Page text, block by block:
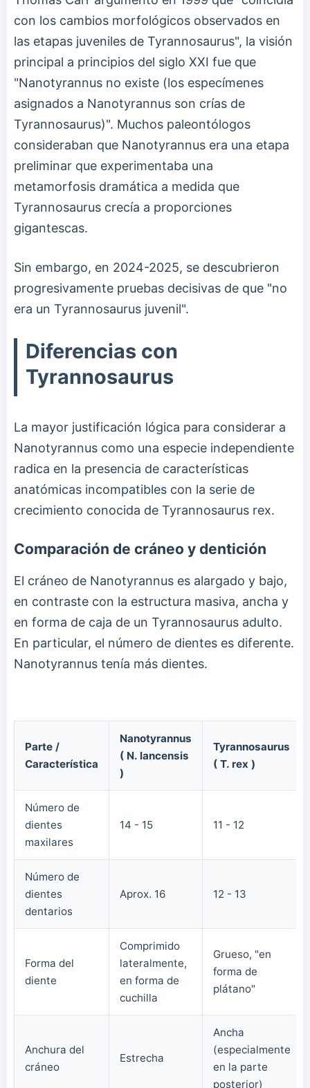
con los cambios morfológicos observados en
las etapas juveniles de Tyrannosaurus", la visión
principal a principios del siglo XXI fue que
"Nanotyrannus no existe (los especímenes
asignados a Nanotyrannus son crías de
Tyrannosaurus)". Muchos paleontólogos
consideraban que Nanotyrannus era una etapa
preliminar que experimentaba una
metamorfosis dramática a medida que
Tyrannosaurus crecía a proporciones
gigantescas.
Sin embargo, en 2024-2025, se descubrieron
progresivamente pruebas decisivas de que "no
era un Tyrannosaurus juvenil".
Diferencias con
Tyrannosaurus
La mayor justificación lógica para considerar a
Nanotyrannus como una especie independiente
radica en la presencia de características
anatómicas incompatibles con la serie de
crecimiento conocida de Tyrannosaurus rex.
Comparación de cráneo y dentición
El cráneo de Nanotyrannus es alargado y bajo,
en contraste con la estructura masiva, ancha y
en forma de caja de un Tyrannosaurus adulto.
En particular, el número de dientes es diferente.
Nanotyrannus tenía más dientes.
Parte /
Característica
Nanotyrannus
( N. lancensis
)
Tyrannosaurus
( T. rex )
Número de
dientes
maxilares
14 - 15 11 - 12
Número de
dientes
dentarios
Aprox. 16 12 - 13
Forma del
diente
Comprimido
lateralmente,
en forma de
cuchilla
Grueso, "en
forma de
plátano"
Anchura del
cráneo
Estrecha
Ancha
(especialmente
en la parte
posterior)